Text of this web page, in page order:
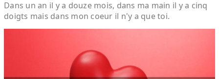
Dans un an il y a douze mois, dans ma main il y a cinq
doigts mais dans mon coeur il n'y a que toi.